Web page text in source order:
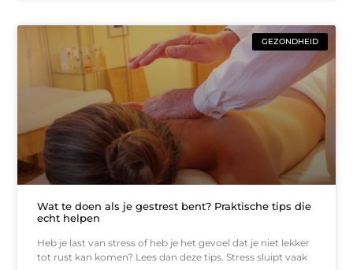
GEZONDHEID
Wat te doen als je gestrest bent? Praktische tips die
echt helpen
Heb je last van stress of heb je het gevoel dat je niet lekker
tot rust kan komen? Lees dan deze tips. Stress sluipt vaak